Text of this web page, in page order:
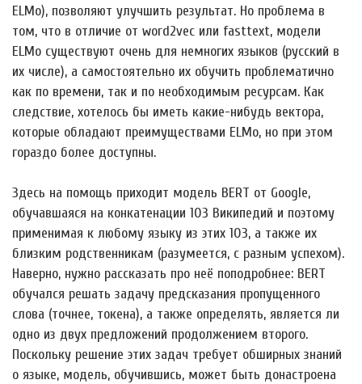
ELMo), позволяют улучшить результат. Но проблема в
том, что в отличие от word2vec или fasttext, модели
ELMo существуют очень для немногих языков (русский в
их числе), а самостоятельно их обучить проблематично
как по времени, так и по необходимым ресурсам. Как
следствие, хотелось бы иметь какие-нибудь вектора,
которые обладают преимуществами ELMo, но при этом
гораздо более доступны.
Здесь на помощь приходит модель BERT от Google,
обучавшаяся на конкатенации 103 Википедий и поэтому
применимая к любому языку из этих 103, а также их
близким родственникам (разумеется, с разным успехом).
Наверно, нужно рассказать про неё поподробнее: BERT
обучался решать задачу предсказания пропущенного
слова (точнее, токена), а также определять, является ли
одно из двух предложений продолжением второго.
Поскольку решение этих задач требует обширных знаний
о языке, модель, обучившись, может быть донастроена